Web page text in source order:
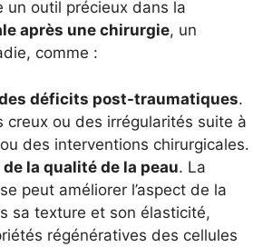
un outil précieux dans la
après une chirurgie, un
comme :
déficits post-traumatiques.
creux ou des irrégularités suite à
des interventions chirurgicales.
de la qualité de la peau. La
peut améliorer l’aspect de la
sa texture et son élasticité,
régénératives des cellules